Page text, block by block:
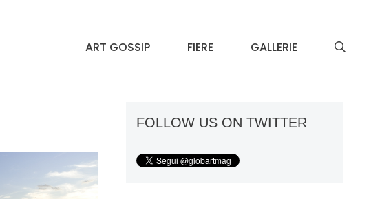
ART GOSSIP FIERE GALLERIE
FOLLOW US ON TWITTER